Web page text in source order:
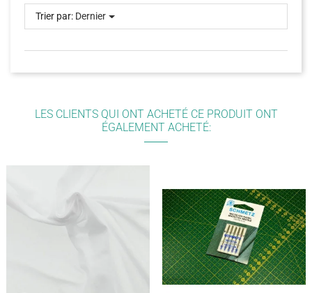
Trier par: Dernier
LES CLIENTS QUI ONT ACHETÉ CE PRODUIT ONT
ÉGALEMENT ACHETÉ: